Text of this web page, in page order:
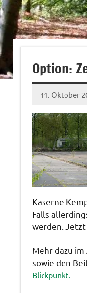
Option:
11. Oktober
Kaserne
Falls
werden.
Mehr dazu
sowie den
Blickpunkt.